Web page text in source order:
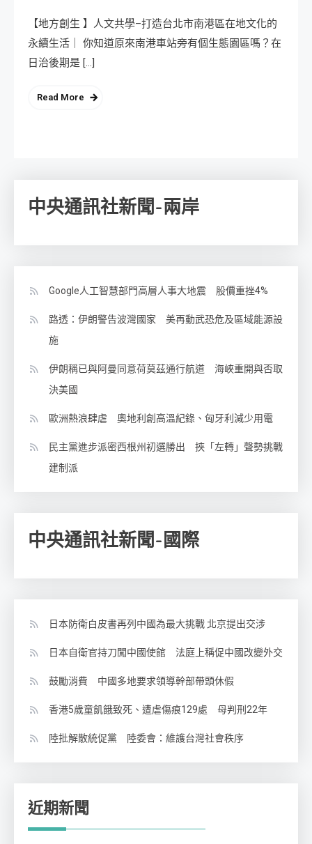
【地方創生 】人文共學–打造台北市南港區在地文化的
永續生活｜ 你知道原來南港車站旁有個生態園區嗎？在
日治後期是 […]
Read More
中央通訊社新聞-兩岸
Google人工智慧部門高層人事大地震 股價重挫4%
路透：伊朗警告波灣國家 美再動武恐危及區域能源設
施
伊朗稱已與阿曼同意荷莫茲通行航道 海峽重開與否取
決美國
歐洲熱浪肆虐 奧地利創高溫紀錄、匈牙利減少用電
民主黨進步派密西根州初選勝出 挾「左轉」聲勢挑戰
建制派
中央通訊社新聞-國際
日本防衛白皮書再列中國為最大挑戰 北京提出交涉
日本自衛官持刀闖中國使館 法庭上稱促中國改變外交
鼓勵消費 中國多地要求領導幹部帶頭休假
香港5歲童飢餓致死、遭虐傷痕129處 母判刑22年
陸批解散統促黨 陸委會：維護台灣社會秩序
近期新聞